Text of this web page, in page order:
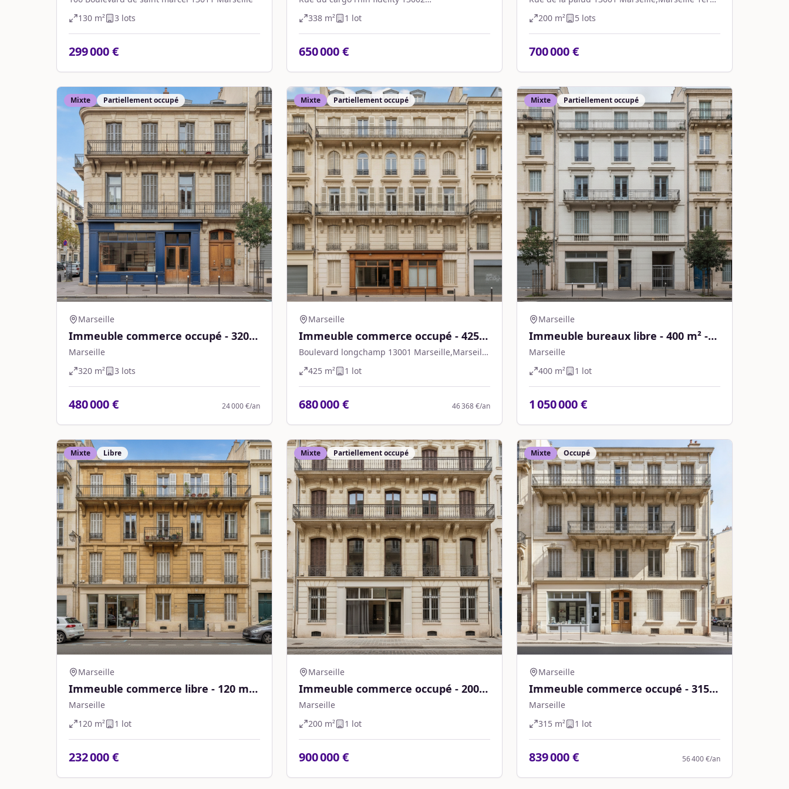
130 m² 3 lots
299 000 €
Marseille,Marseille 2e Arrondissement
338 m² 1 lot
650 000 €
Arrondissement
200 m² 5 lots
700 000 €
Mixte Partiellement occupé
Marseille
Immeuble commerce occupé - 320
m² - Marseille
Marseille
320 m² 3 lots
480 000 € 24 000 €/an
Mixte Partiellement occupé
Marseille
Immeuble commerce occupé - 425
m² - Marseille
Boulevard longchamp 13001 Marseille,Marseille
1er Arrondissement
425 m² 1 lot
680 000 € 46 368 €/an
Mixte Partiellement occupé
Marseille
Immeuble bureaux libre - 400 m² -
Marseille
Marseille
400 m² 1 lot
1 050 000 €
Mixte Libre
Marseille
Immeuble commerce libre - 120 m² -
Marseille
Marseille
120 m² 1 lot
232 000 €
Mixte Partiellement occupé
Marseille
Immeuble commerce occupé - 200
m² - Marseille
Marseille
200 m² 1 lot
900 000 €
Mixte Occupé
Marseille
Immeuble commerce occupé - 315
m² - Marseille
Marseille
315 m² 1 lot
839 000 € 56 400 €/an